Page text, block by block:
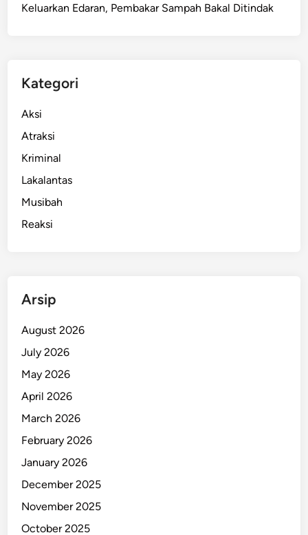
Keluarkan Edaran, Pembakar Sampah Bakal Ditindak
Kategori
Aksi
Atraksi
Kriminal
Lakalantas
Musibah
Reaksi
Arsip
August 2026
July 2026
May 2026
April 2026
March 2026
February 2026
January 2026
December 2025
November 2025
October 2025